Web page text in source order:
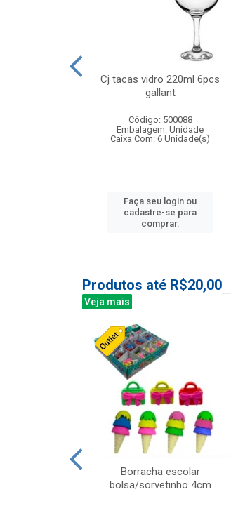
Cj tacas vidro 220ml 6pcs
gallant
Código: 500088
Embalagem: Unidade
Caixa Com: 6 Unidade(s)
Faça seu login ou
cadastre-se para
comprar.
Produtos até R$20,00
Veja mais
Borracha escolar
bolsa/sorvetinho 4cm